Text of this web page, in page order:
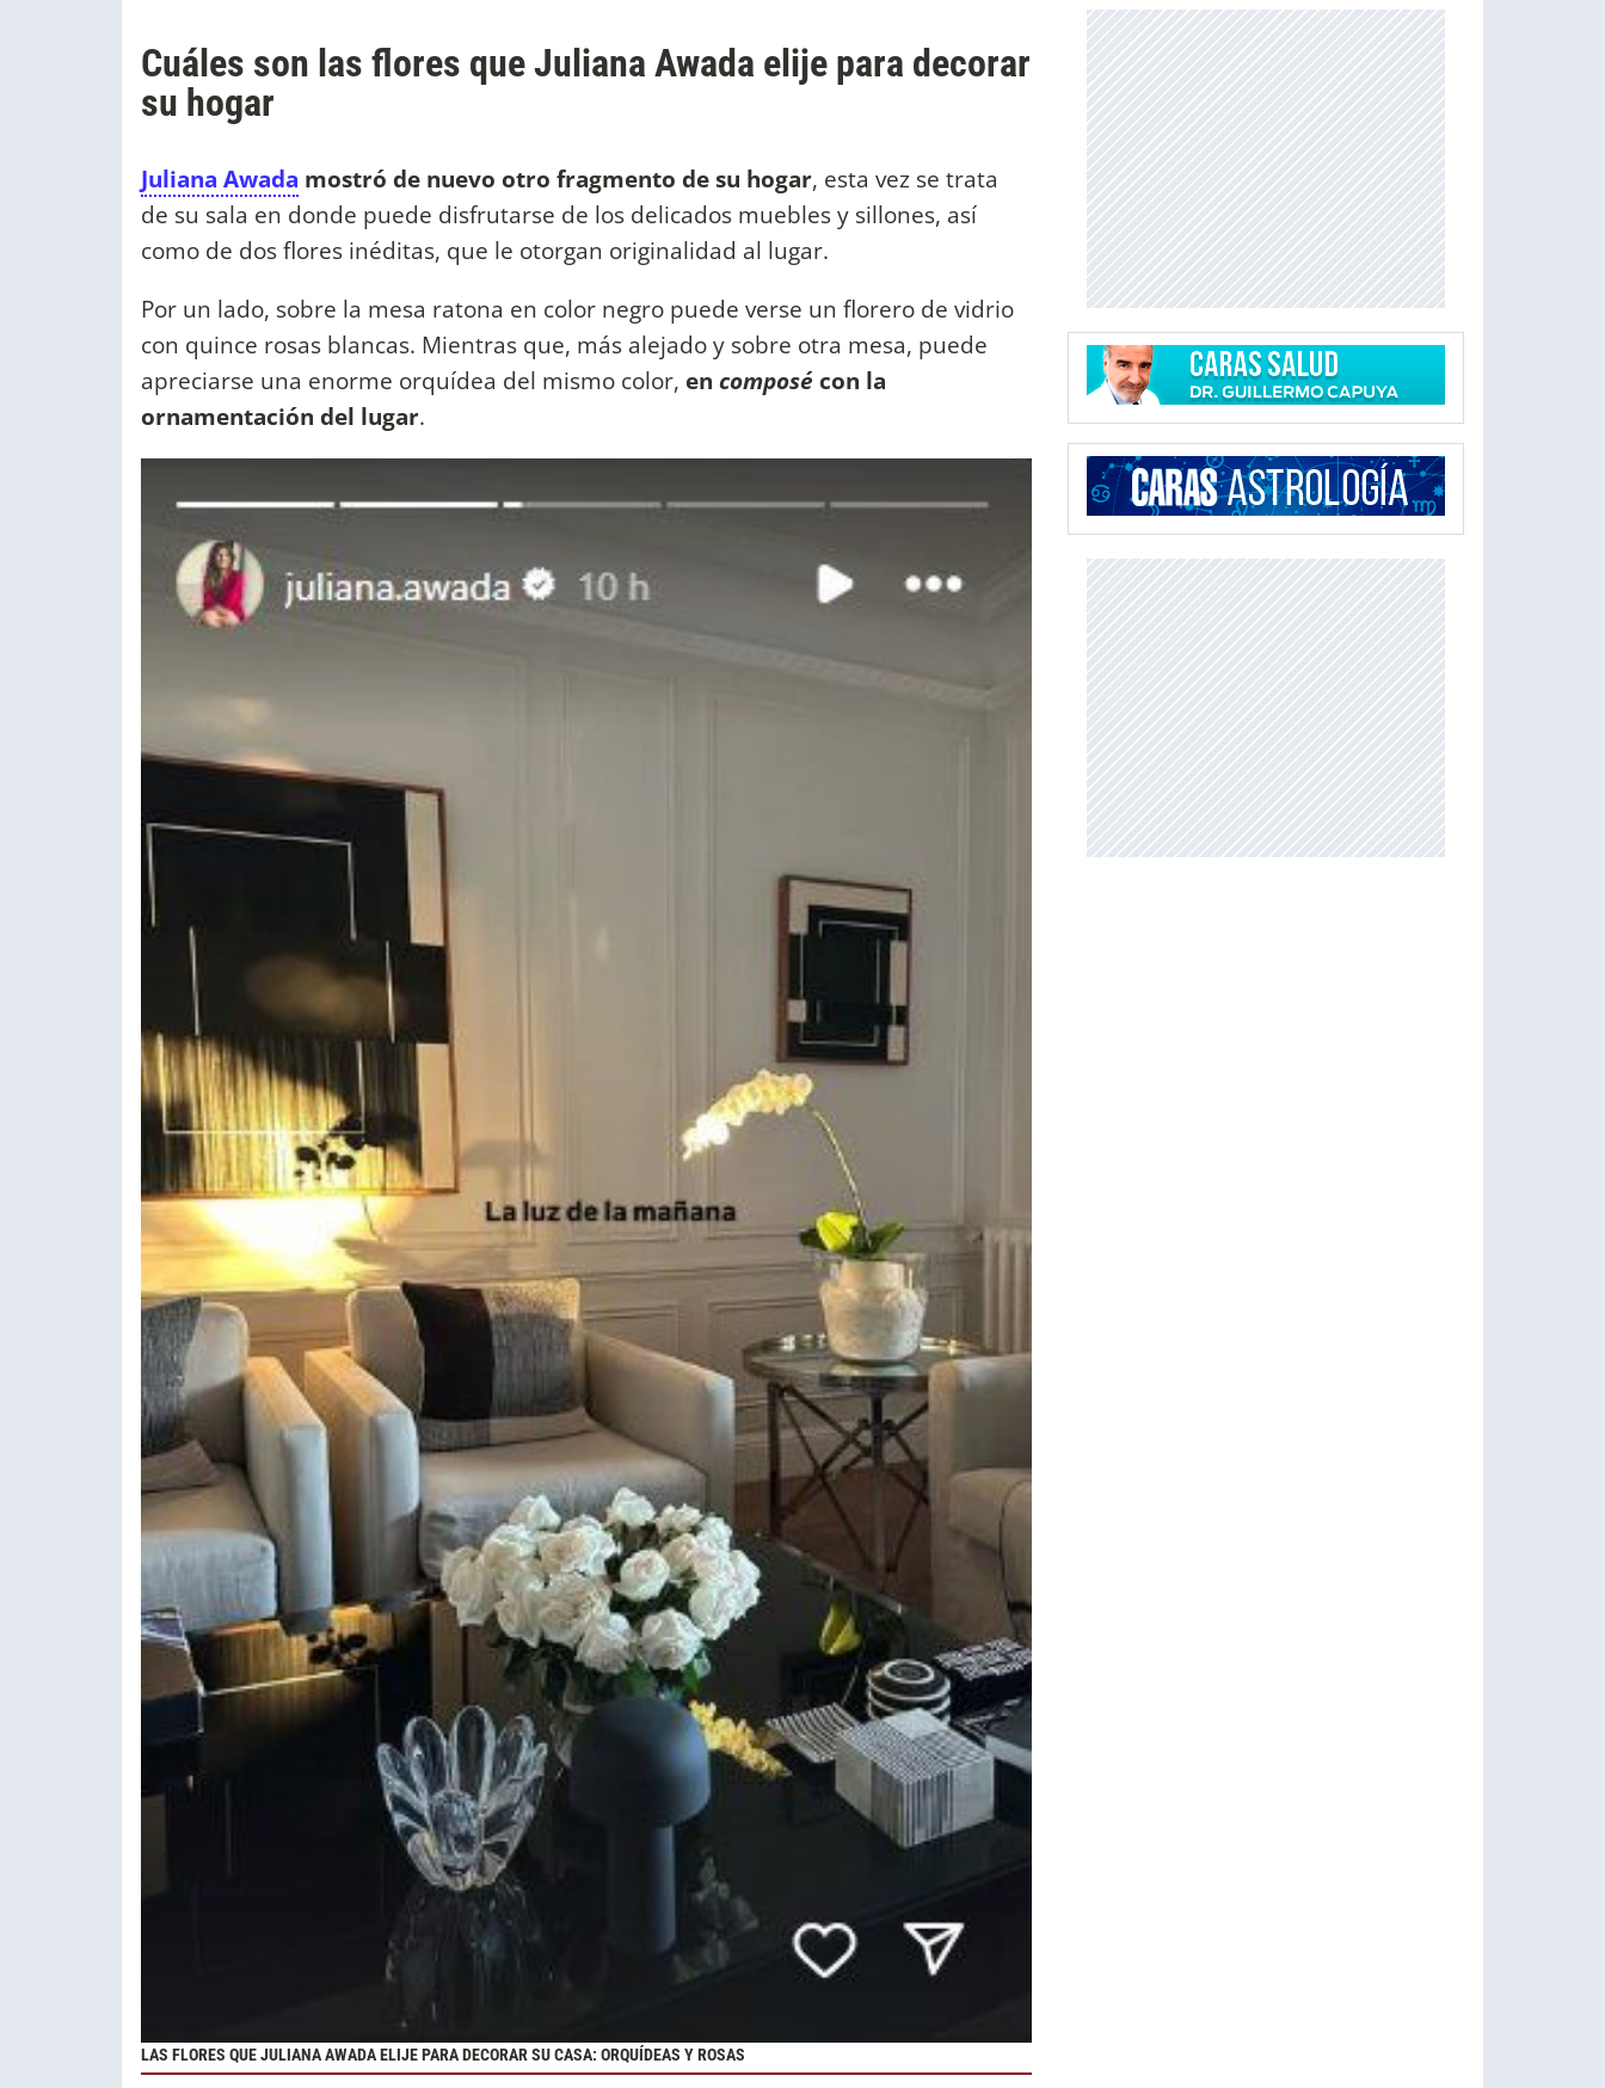
Cuáles son las flores que Juliana Awada elije para decorar
su hogar
Juliana Awada mostró de nuevo otro fragmento de su hogar, esta vez se trata
de su sala en donde puede disfrutarse de los delicados muebles y sillones, así
como de dos flores inéditas, que le otorgan originalidad al lugar.
Por un lado, sobre la mesa ratona en color negro puede verse un florero de vidrio
con quince rosas blancas. Mientras que, más alejado y sobre otra mesa, puede
apreciarse una enorme orquídea del mismo color, en composé con la
ornamentación del lugar.
LAS FLORES QUE JULIANA AWADA ELIJE PARA DECORAR SU CASA: ORQUÍDEAS Y ROSAS